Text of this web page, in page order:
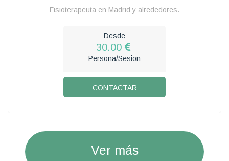
Fisioterapeuta en Madrid y alrededores.
Desde
30.00
Persona/Sesion
CONTACTAR
Ver más